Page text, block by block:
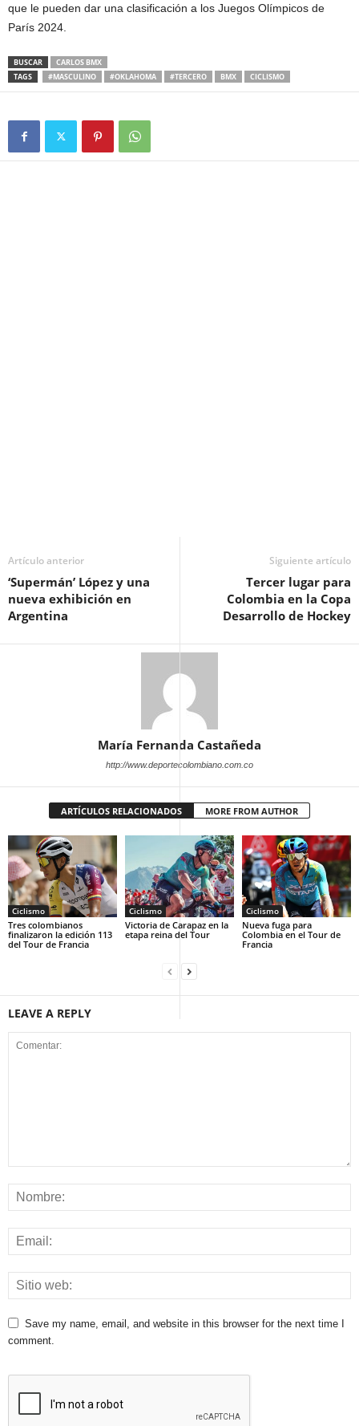
que le pueden dar una clasificación a los Juegos Olímpicos de
París 2024.
BUSCAR
CARLOS BMX
TAGS
#MASCULINO #OKLAHOMA #TERCERO BMX CICLISMO
Artículo anterior
‘Supermán’ López y una
nueva exhibición en
Argentina
Siguiente artículo
Tercer lugar para
Colombia en la Copa
Desarrollo de Hockey
María Fernanda Castañeda
http://www.deportecolombiano.com.co
ARTÍCULOS RELACIONADOS MORE FROM AUTHOR
Ciclismo
Tres colombianos
finalizaron la edición 113
del Tour de Francia
Ciclismo
Victoria de Carapaz en la
etapa reina del Tour
Ciclismo
Nueva fuga para
Colombia en el Tour de
Francia
LEAVE A REPLY
Save my name, email, and website in this browser for the next time I
comment.